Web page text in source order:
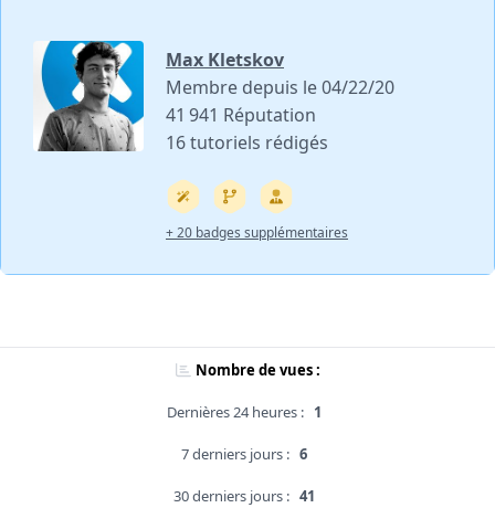
Max Kletskov
Membre depuis le 04/22/20
41 941 Réputation
16 tutoriels rédigés
+ 20 badges supplémentaires
Nombre de vues :
Dernières 24 heures : 1
7 derniers jours : 6
30 derniers jours : 41